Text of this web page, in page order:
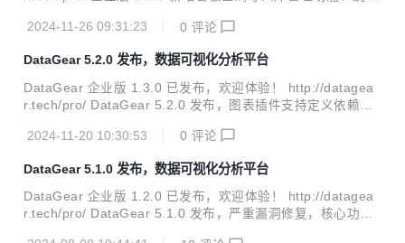
增dashboard.resizeChartsIn()函数，用于调整指定元素内的
所有图表尺寸； ...
板全局导入库管理功能，支持管理员自定义看板全局导入库；
全性； 修复：修复文件源管理页面对于有权限用户未显示【管
理文件】按钮的BUG； 改进：数据源/数据集查看操作仅对有
编辑权限的用户显示明细，增强系统安全性； 改进：图表/看
板查看操作仅对已登录用户显示明细，增强系统安全性； 改
进：统一登录集成对于已存在用户也支持同步用户信息...
2024-11-26 09:31:23 0 评论
DataGear 5.2.0 发布，数据可视化分析平台
DataGear 企业版 1.3.0 已发布，欢迎体验！ http://datagea
r.tech/pro/ DataGear 5.2.0 发布，图表插件支持定义依赖
下： 重构：各模块管理功能访问路径统一修改为"xxx/manag
制前自动引入JavaScript依赖库； 新增：图表JS对象新增loa
dLib()函数，用于手动加载JavaScript依赖库； 新增：图表监
听器新增onFetch()回调函数支持，用于自定义图表更新请求
前置逻辑； 修复：修复系统在jdk9+环境不支持配置外...
2024-11-20 10:30:53 0 评论
DataGear 5.1.0 发布，数据可视化分析平台
DataGear 企业版 1.2.0 已发布，欢迎体验！ http://datagea
r.tech/pro/ DataGear 5.1.0 发布，严重漏洞修复，核心功能